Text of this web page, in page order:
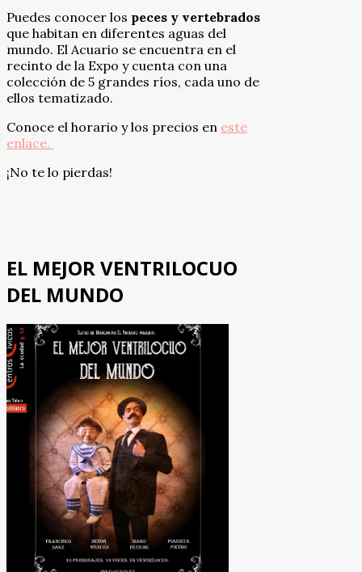
Puedes conocer los peces y vertebrados
que habitan en diferentes aguas del
mundo. El Acuario se encuentra en el
recinto de la Expo y cuenta con una
colección de 5 grandes ríos, cada uno de
ellos tematizado.
Conoce el horario y los precios en este
enlace.
¡No te lo pierdas!
EL MEJOR VENTRILOCUO
DEL MUNDO